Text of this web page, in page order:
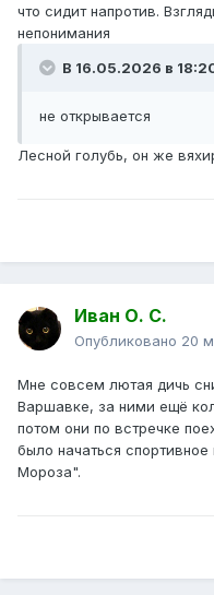
что сидит напротив.
непонимания
В 16.05.2026 в
не открывается
Лесной голубь, он же
Иван О. С.
Опубликовано 20
Мне совсем лютая дичь
Варшавке, за ними ещё
потом они по встречке
было начаться
Мороза".